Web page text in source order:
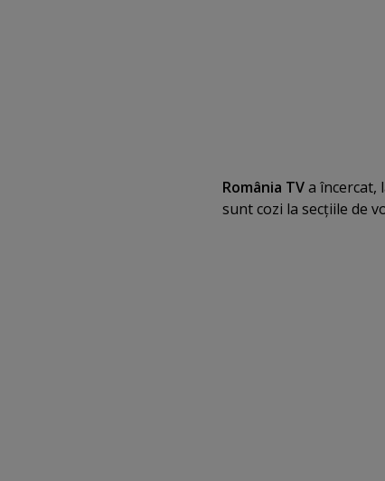
România TVa încercat,
sunt cozi la secţiile de